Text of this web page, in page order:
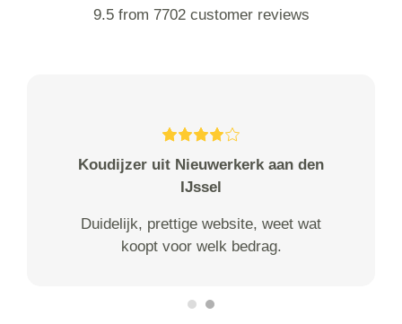
9.5 from 7702 customer reviews
Koudijzer uit Nieuwerkerk aan den
IJssel
Duidelijk, prettige website, weet wat
koopt voor welk bedrag.